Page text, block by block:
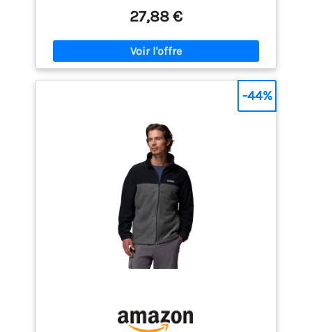
équilibre parfait entre chaleur et confort. 【Détails
& Points Forts】Tissu polaire doux et épais / Coupe
décontractée / Fermeture éclair intégrale / Col
montant / Manches longues élastiques / 2 poches
latérales zippées / Coutures parfaites 【Design
pratique】Cette veste polaire pour homme à
fermeture éclair sur toute la longueur a été conçue
téléphone portable, votre portefeuille ou vos clés en
toute sécurité. C'est donc un excellent choix pour
un style de vie actif ou pour faire vos courses.
【Chaud et confortable】Cette veste polaire
respirante pour homme allie chaleur et confort, ce
qui en fait la veste idéale pour la mi-saison. Que ce
soit pour la randonnée, pour aller au travail les
matins frais ou pour compléter votre garde-robe de
loisirs, cette veste vous offre le confort et la
résistance dont vous avez besoin. 【Polyvalent】
Cette veste polaire pour homme peut se porter par-
les voyages, les randonnées ou les moments de
détente. Ce vêtement polyvalent peut se porter en
27,88 €
-44%